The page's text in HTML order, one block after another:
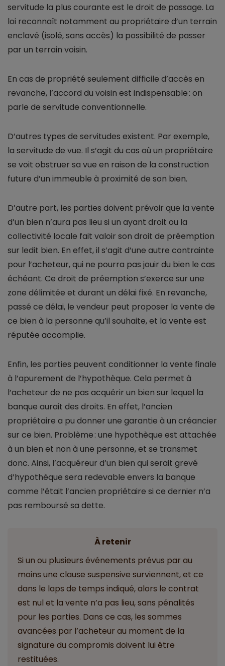
servitude la plus courante est le droit de passage. La
loi reconnaît notamment au propriétaire d’un terrain
enclavé (isolé, sans accès) la possibilité de passer
par un terrain voisin.
En cas de propriété seulement difficile d’accès en
revanche, l’accord du voisin est indispensable : on
parle de servitude conventionnelle.
D’autres types de servitudes existent. Par exemple,
la servitude de vue. Il s’agit du cas où un propriétaire
se voit obstruer sa vue en raison de la construction
future d’un immeuble à proximité de son bien.
D’autre part, les parties doivent prévoir que la vente
d’un bien n’aura pas lieu si un ayant droit ou la
collectivité locale fait valoir son droit de préemption
sur ledit bien. En effet, il s’agit d’une autre contrainte
pour l’acheteur, qui ne pourra pas jouir du bien le cas
échéant. Ce droit de préemption s’exerce sur une
zone délimitée et durant un délai fixé. En revanche,
passé ce délai, le vendeur peut proposer la vente de
ce bien à la personne qu’il souhaite, et la vente est
réputée accomplie.
Enfin, les parties peuvent conditionner la vente finale
à l’apurement de l’hypothèque. Cela permet à
l’acheteur de ne pas acquérir un bien sur lequel la
banque aurait des droits. En effet, l’ancien
propriétaire a pu donner une garantie à un créancier
sur ce bien. Problème : une hypothèque est attachée
à un bien et non à une personne, et se transmet
donc. Ainsi, l’acquéreur d’un bien qui serait grevé
d’hypothèque sera redevable envers la banque
comme l’était l’ancien propriétaire si ce dernier n’a
pas remboursé sa dette.
À retenir
Si un ou plusieurs événements prévus par au
moins une clause suspensive surviennent, et ce
dans le laps de temps indiqué, alors le contrat
est nul et la vente n’a pas lieu, sans pénalités
pour les parties. Dans ce cas, les sommes
avancées par l’acheteur au moment de la
signature du compromis doivent lui être
restituées.